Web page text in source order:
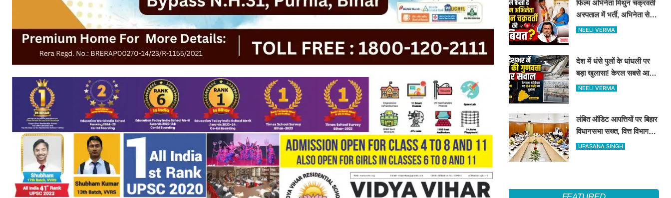
फिल्म अभिनेता मिथुन चक्रवर्ती
अस्पताल में भर्ती, अभिनेता से
मिले CM शुभेंदु अधिकारी
NEELI VERMA
देश में धंसे पुलों के धांधली पर
बड़ा खुलासा! केरल सबसे आगे,
तेलंगाना में ठेकेदार पर ₹134
NEELI VERMA
लंबित ऑडिट आपत्तियों पर बिहार
विधानसभा सख्त, वित्त विभाग
बना नोडल एजेंसी; सभी विभागों
UPASANA SINGH